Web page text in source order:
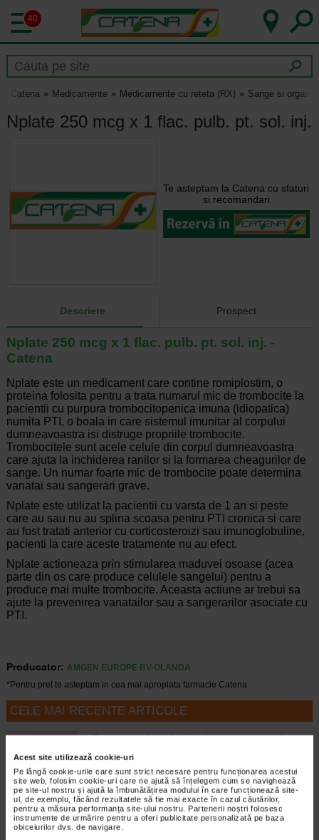
Acest site utilizează cookie-uri
Pe lângă cookie-urile care sunt strict necesare pentru funcționarea acestui
site web, folosim cookie-uri care ne ajută să înțelegem cum se navighează
pe site-ul nostru și ajută la îmbunătățirea modului în care funcționează site-
ul, de exemplu, făcând rezultatele să fie mai exacte în cazul căutărilor,
pentru a măsura performanța site-ului nostru. Partenerii noștri folosesc
instrumente de urmărire pentru a oferi publicitate personalizată pe baza
obiceiurilor dvs. de navigare.
40
Catena Medicamente Medicamente cu reteta (RX) Sange si organe
Nplate 250 mcg x 1 flac. pulb. pt. sol. inj.
Te asteptam la Catena cu sfaturi
si recomandari
Descriere Prospect
Nplate 250 mcg x 1 flac. pulb. pt. sol. inj. -
Catena
Nplate este un medicament care contine romiplostim, o
proteina folosita pentru a trata numarul mic de trombocite la
pacientii cu purpura trombocitopenica imuna (idiopatica)
numita PTI, o boala in care sistemul imunitar al corpului
dumneavoastra isi distruge propriile trombocite.
Trombocitele sunt acele celule din corpul dumneavoastra
care ajuta la inchiderea ranilor si la formarea cheagurilor de
sange. Un numar foarte mic de trombocite poate determina
vanatai sau sangerari grave.
Nplate este utilizat la pacientii cu varsta de 1 an si peste
care au sau nu au splina scoasa pentru PTI cronica si care
au fost tratati anterior cu corticosteroizi sau imunoglobuline,
pacienti la care aceste tratamente nu au efect.
Nplate actioneaza prin stimularea maduvei osoase (acea
parte din os care produce celulele sangelui) pentru a
produce mai multe trombocite. Aceasta actiune ar trebui sa
ajute la prevenirea vanatailor sau a sangerarilor asociate cu
PTI.
Producator: AMGEN EUROPE BV-OLANDA
*Pentru pret te asteptam in cea mai apropiata farmacie Catena
CELE MAI RECENTE ARTICOLE
Cum sa va dezvoltati inteligenta emotionala:
Boli neurologice si psihice
Inteligenta emotionala (EQ) se refera la
capacitatea de a identifica si gestiona
propriile emotii, precum si emotiile celorlalti.
In general, se spune ca inteligenta
emotionala cuprinde cateva abilitati:…